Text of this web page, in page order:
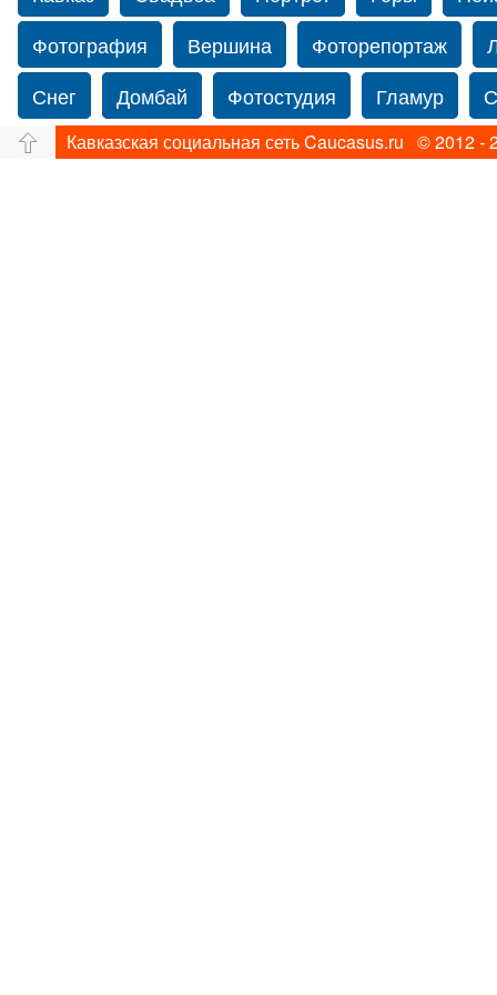
Фотография
Вершина Фоторепортаж
Снег
Домбай Фотостудия Гламур
Путешествие
Перевал Свадьба фото
Кавказская социальная сеть Caucasus.ru © 2012 -